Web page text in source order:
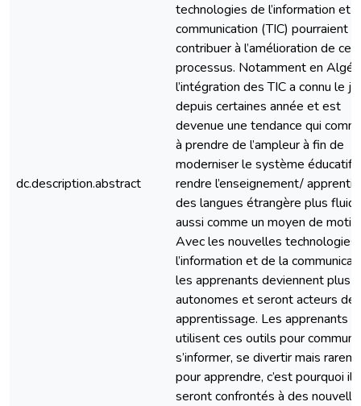
dc.description.abstract
technologies de l’information et
communication (TIC) pourraient
contribuer à l’amélioration de ce
processus. Notamment en
l’intégration des TIC a connu le
depuis certaines année et est
devenue une tendance qui
à prendre de l’ampleur à fin de
moderniser le système éducatif
rendre l’enseignement/
des langues étrangère plus
aussi comme un moyen de
Avec les nouvelles technologies
l’information et de la
les apprenants deviennent plus
autonomes et seront acteurs de
apprentissage. Les apprenants
utilisent ces outils pour
s’informer, se divertir mais
pour apprendre, c’est pourquoi ils
seront confrontés à des